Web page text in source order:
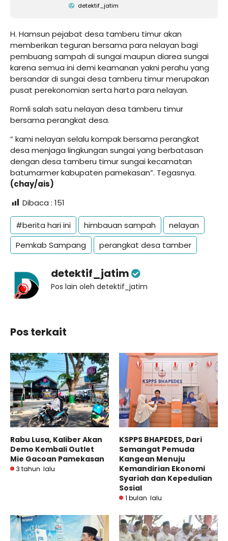
detektif_jatim
H. Hamsun pejabat desa tamberu timur akan
memberikan teguran bersama para nelayan bagi
pembuang sampah di sungai maupun diarea sungai
karena semua ini demi keamanan yakni perahu yang
bersandar di sungai desa tamberu timur merupakan
pusat perekonomian serta harta para nelayan.
Romli salah satu nelayan desa tamberu timur
bersama perangkat desa.
” kami nelayan selalu kompak bersama perangkat
desa menjaga lingkungan sungai yang berbatasan
dengan desa tamberu timur sungai kecamatan
batumarmer kabupaten pamekasan”. Tegasnya.
(chay/ais)
Dibaca : 151
#berita hari ini himbauan sampah
nelayan
Pemkab Sampang
perangkat desa tamber
detektif_jatim
Pos lain oleh detektif_jatim
Pos terkait
Rabu Lusa, Kaliber Akan
Demo Kembali Outlet
Mie Gacoan Pamekasan
3 tahun lalu
KSPPS BHAPEDES, Dari
Semangat Pemuda
Kangean Menuju
Kemandirian Ekonomi
Syariah dan Kepedulian
Sosial
1 bulan lalu